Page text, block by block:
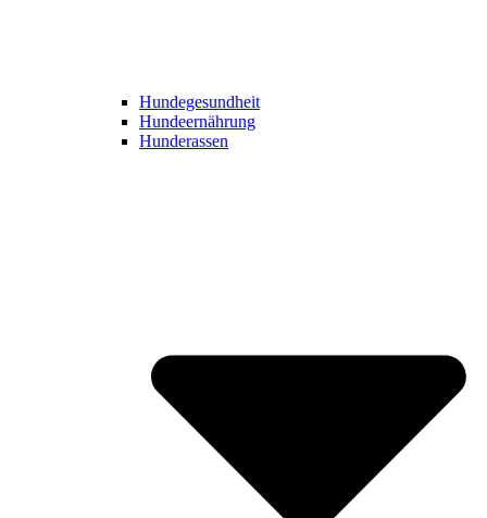
Hundegesundheit
Hundeernährung
Hunderassen